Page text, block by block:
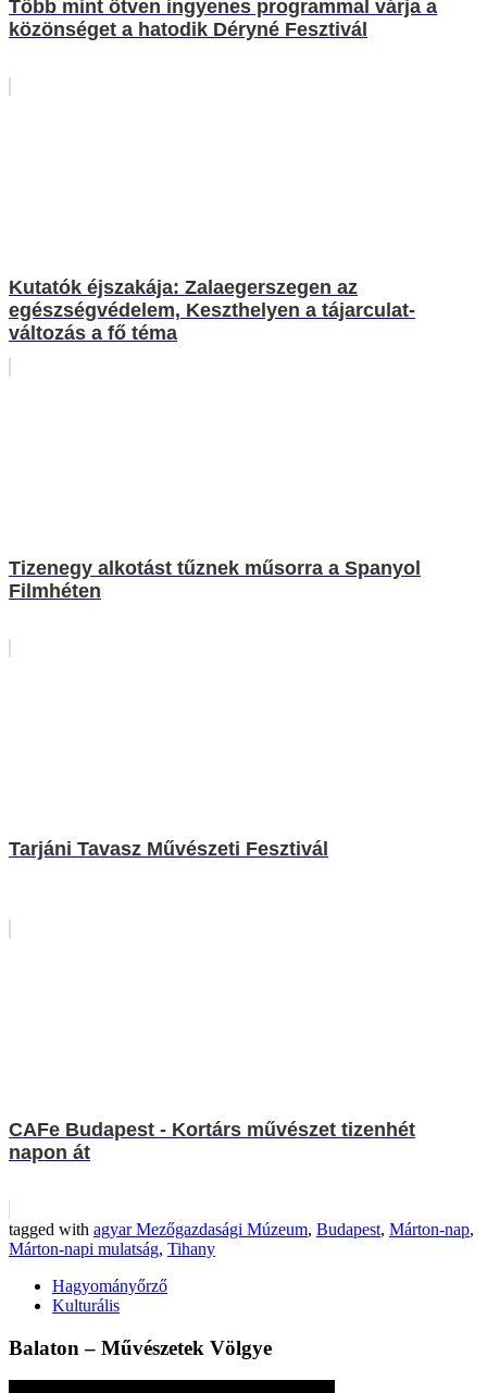
Több mint ötven ingyenes programmal várja a
közönséget a hatodik Déryné Fesztivál
Kutatók éjszakája: Zalaegerszegen az
egészségvédelem, Keszthelyen a tájarculat-
változás a fő téma
Tizenegy alkotást tűznek műsorra a Spanyol
Filmhéten
Tarjáni Tavasz Művészeti Fesztivál
CAFe Budapest - Kortárs művészet tizenhét
napon át
tagged with agyar Mezőgazdasági Múzeum, Budapest, Márton-nap,
Márton-napi mulatság, Tihany
Hagyományőrző
Kulturális
Balaton – Művészetek Völgye